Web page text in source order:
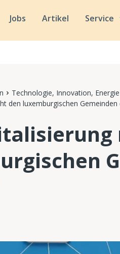
Jobs Artikel Service
Technologie, Innovation, Energie
den luxemburgischen